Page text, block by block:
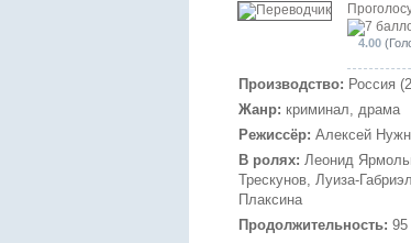
4.00
Производство: Россия
Жанр: криминал, драма
Режиссёр: Алексей
В ролях: Леонид
Трескунов, Луиза-
Плаксина
Продолжительность: 95